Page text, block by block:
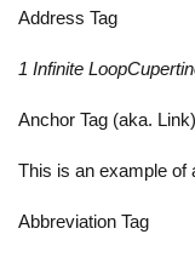
Address Tag
1 Infinite
Anchor Tag (aka. Link)
This is an example of
Abbreviation Tag